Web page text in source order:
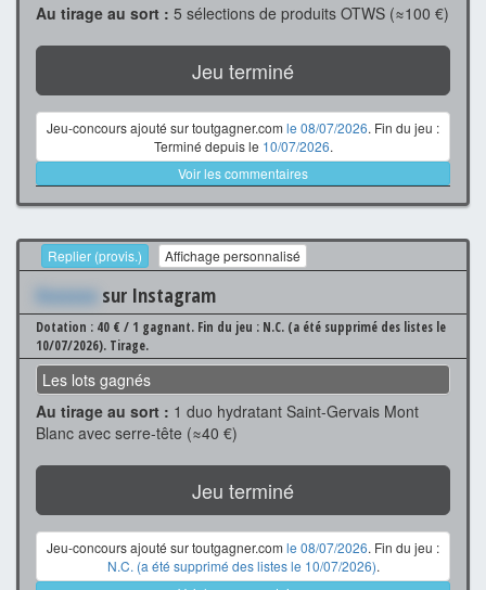
Au tirage au sort : 5 sélections de produits OTWS (≈100 €)
Jeu terminé
Jeu-concours ajouté sur toutgagner.com le 08/07/2026. Fin du jeu :
Terminé depuis le 10/07/2026.
Voir les commentaires
Replier (provis.) Affichage personnalisé
Xxxxxxx sur Instagram
Dotation : 40 € / 1 gagnant. Fin du jeu : N.C. (a été supprimé des listes le
10/07/2026). Tirage.
Les lots gagnés
Au tirage au sort : 1 duo hydratant Saint-Gervais Mont
Blanc avec serre-tête (≈40 €)
Jeu terminé
Jeu-concours ajouté sur toutgagner.com le 08/07/2026. Fin du jeu :
N.C. (a été supprimé des listes le 10/07/2026).